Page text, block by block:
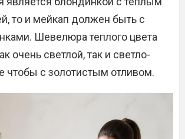
то и мейкап должен быть с
Шевелюра теплого цвета
очень светлой, так и светло-
чтобы с золотистым отливом.